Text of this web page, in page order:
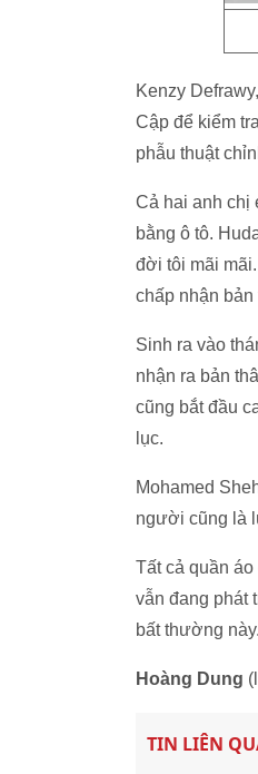
Kenzy
Cập để kiểm
phẫu thuật
Cả hai anh chị
bằng ô tô.
đời tôi mãi
chấp nhận
Sinh ra vào
nhận ra bản
cũng bắt đầu
lục.
Mohamed
người cũng là
Tất cả quần
vẫn đang phát
bất thường này.
Hoàng Dung
TIN LIÊN